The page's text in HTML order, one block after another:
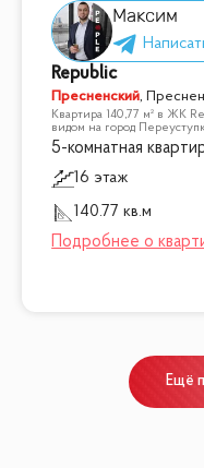
Максим
Republic
Пресненский,
Квартира 140,77 м² в ЖК
видом на город
5-комнатная
16 этаж
140.77 кв.м
Ещё